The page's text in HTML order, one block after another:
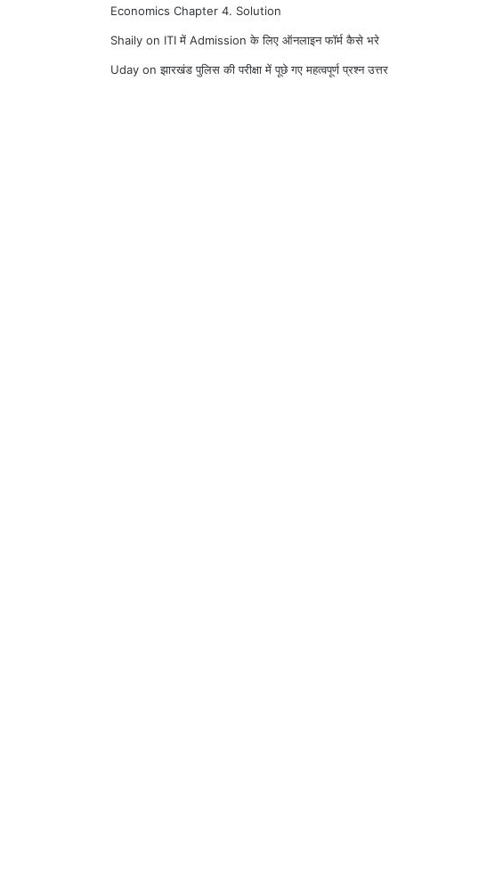
Economics Chapter 4. Solution
Shaily on ITI में Admission के लिए ऑनलाइन फॉर्म कैसे भरे
Uday onझारखंड पुलिस की परीक्षा में पूछे गए महत्वपूर्ण प्रश्न उत्तर